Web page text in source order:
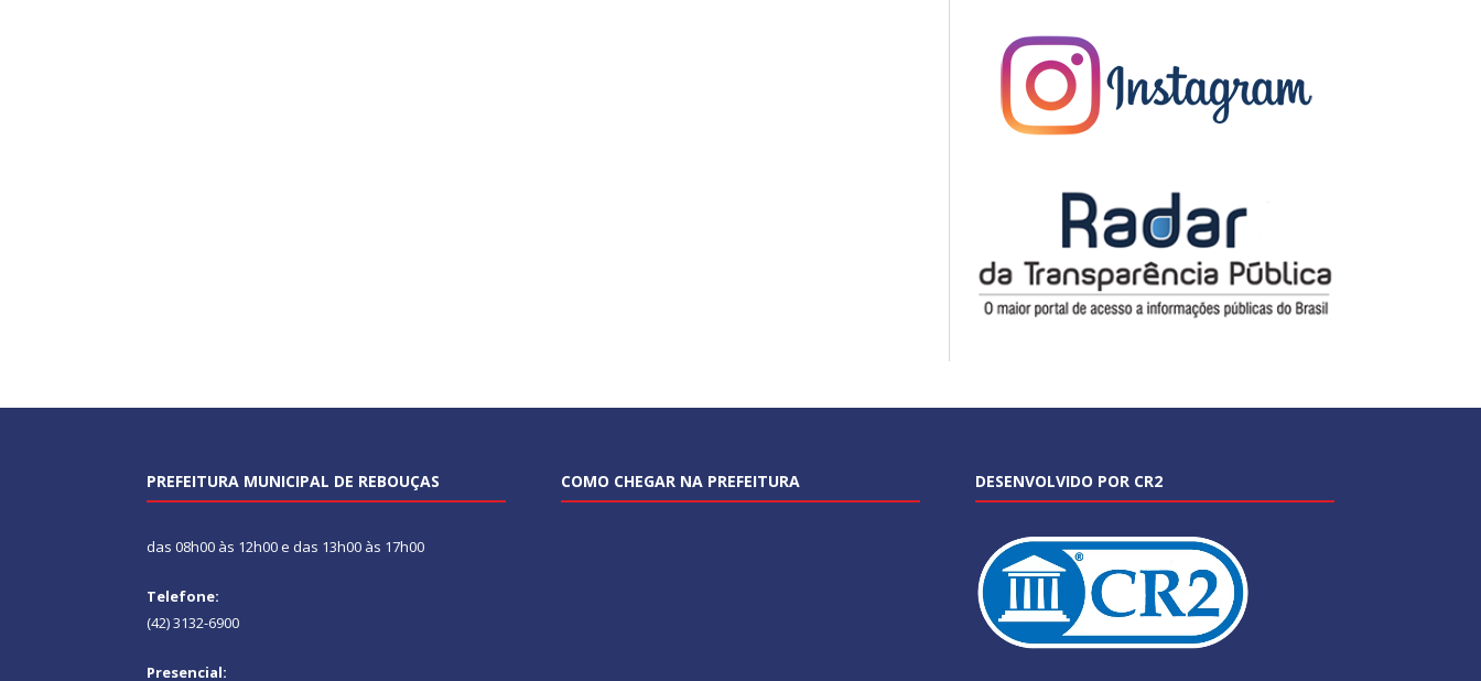
PREFEITURA MUNICIPAL DE REBOUÇAS
das 08h00 às 12h00 e das 13h00 às 17h00
Telefone:
(42) 3132-6900
Presencial:
COMO CHEGAR NA PREFEITURA DESENVOLVIDO POR CR2